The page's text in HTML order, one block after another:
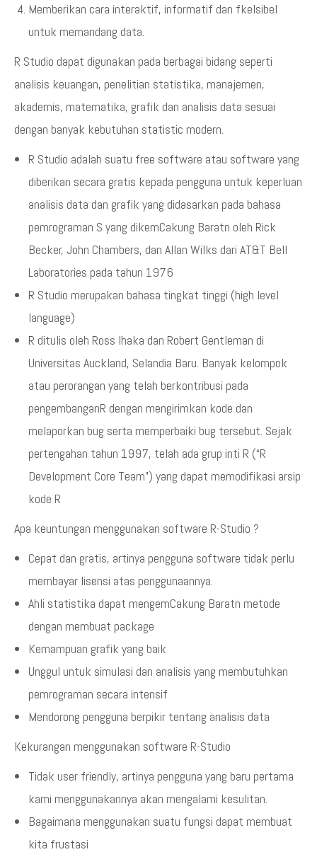
Memberikan cara interaktif, informatif dan fkelsibel
untuk memandang data.
R Studio dapat digunakan pada berbagai bidang seperti
analisis keuangan, penelitian statistika, manajemen,
akademis, matematika, grafik dan analisis data sesuai
dengan banyak kebutuhan statistic modern.
R Studio adalah suatu free software atau software yang
diberikan secara gratis kepada pengguna untuk keperluan
analisis data dan grafik yang didasarkan pada bahasa
pemrograman S yang dikemCakung Baratn oleh Rick
Becker, John Chambers, dan Allan Wilks dari AT&T Bell
Laboratories pada tahun 1976
R Studio merupakan bahasa tingkat tinggi (high level
language)
R ditulis oleh Ross Ihaka dan Robert Gentleman di
Universitas Auckland, Selandia Baru. Banyak kelompok
atau perorangan yang telah berkontribusi pada
pengembanganR dengan mengirimkan kode dan
melaporkan bug serta memperbaiki bug tersebut. Sejak
pertengahan tahun 1997, telah ada grup inti R (“R
Development Core Team”) yang dapat memodifikasi arsip
kode R
Apa keuntungan menggunakan software R-Studio ?
Cepat dan gratis, artinya pengguna software tidak perlu
membayar lisensi atas penggunaannya.
Ahli statistika dapat mengemCakung Baratn metode
dengan membuat package
Kemampuan grafik yang baik
Unggul untuk simulasi dan analisis yang membutuhkan
pemrograman secara intensif
Mendorong pengguna berpikir tentang analisis data
Kekurangan menggunakan software R-Studio
Tidak user friendly, artinya pengguna yang baru pertama
kami menggunakannya akan mengalami kesulitan.
Bagaimana menggunakan suatu fungsi dapat membuat
kita frustasi